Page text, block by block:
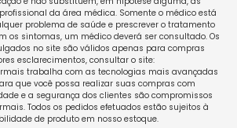
da área médica. Somente o médico está
problema de saúde e prescrever o tratamento
os sintomas, um médico deverá ser consultado. Os
no site são válidos apenas para compras
esclarecimentos, consultar o site:
trabalha com as tecnologias mais avançadas
que você possa realizar suas compras com
e a segurança dos clientes são compromissos
Todos os pedidos efetuados estão sujeitos à
de produto em nosso estoque.